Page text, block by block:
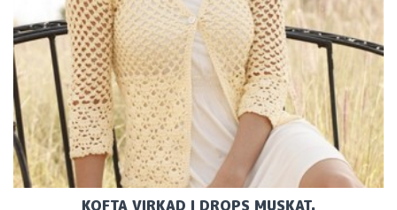
KOFTA VIRKAD I DROPS MUSKAT.